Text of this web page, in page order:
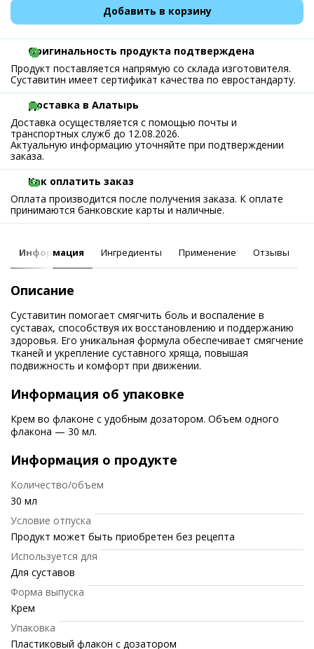
Добавить в корзину
Оригинальность продукта подтверждена
Продукт поставляется напрямую со склада изготовителя.
Суставитин имеет сертификат качества по евростандарту.
Доставка в Алатырь
Доставка осуществляется с помощью почты и
транспортных служб до 12.08.2026.
Актуальную информацию уточняйте при подтверждении
заказа.
Как оплатить заказ
Оплата производится после получения заказа. К оплате
принимаются банковские карты и наличные.
Информация Ингредиенты Применение Отзывы
Описание
Суставитин помогает смягчить боль и воспаление в
суставах, способствуя их восстановлению и поддержанию
здоровья. Его уникальная формула обеспечивает смягчение
тканей и укрепление суставного хряща, повышая
подвижность и комфорт при движении.
Информация об упаковке
Крем во флаконе с удобным дозатором. Объем одного
флакона — 30 мл.
Информация о продукте
Количество/объем
30 мл
Условие отпуска
Продукт может быть приобретен без рецепта
Используется для
Для суставов
Форма выпуска
Крем
Упаковка
Пластиковый флакон с дозатором